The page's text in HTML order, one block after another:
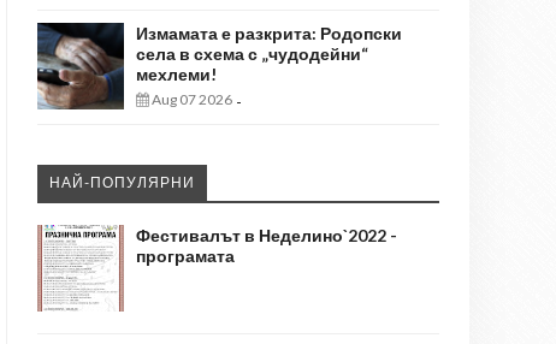
Измамата е разкрита: Родопски
села в схема с „чудодейни“
мехлеми!
Aug 07 2026 -
НАЙ-ПОПУЛЯРНИ
Фестивалът в Неделино`2022 -
програмата